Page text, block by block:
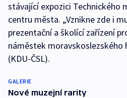
stávající expozici Technického
centru města. „Vznikne zde i
prezentační a školící zařízení
náměstek moravskoslezského
(KDU-ČSL).
GALERIE
Nové muzejní rarity